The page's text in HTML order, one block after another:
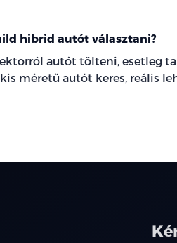
hibrid autót választani?
autót tölteni, esetleg
méretű autót keres, reális